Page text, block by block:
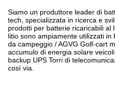
Siamo un produttore leader di
tech, specializzata in ricerca e
prodotti per batterie ricaricabili al
litio sono ampiamente utilizzati
da campeggio / AGVG Golf-cart
accumulo di energia solare
backup UPS Torri di
così via.